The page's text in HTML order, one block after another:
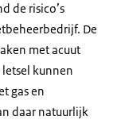
de risico’s
De
met acuut
kunnen
gas en
daar natuurlijk